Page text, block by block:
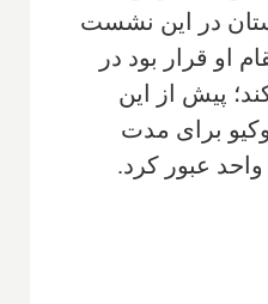
در این نشست
او قرار بود در
پیش از این
برای مدت